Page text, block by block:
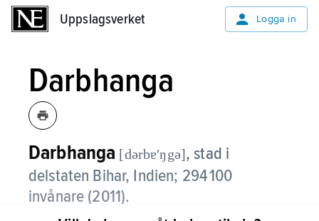
Uppslagsverket Logga in
Darbhanga
Darbhanga [dərbɐʹŋgə],stad i
delstaten Bihar, Indien; 294 100
invånare (2011).